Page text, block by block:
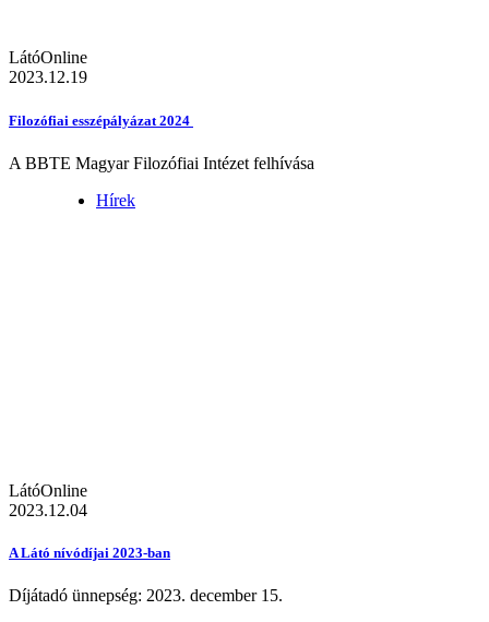
LátóOnline
2023.12.19
Filozófiai esszépályázat 2024
A BBTE Magyar Filozófiai Intézet felhívása
Hírek
LátóOnline
2023.12.04
A Látó nívódíjai 2023-ban
Díjátadó ünnepség: 2023. december 15.